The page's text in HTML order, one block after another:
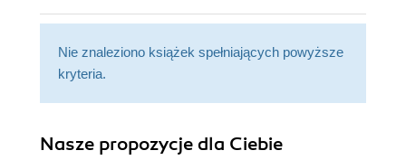
Nie znaleziono książek spełniających powyższe
kryteria.
Nasze propozycje dla Ciebie